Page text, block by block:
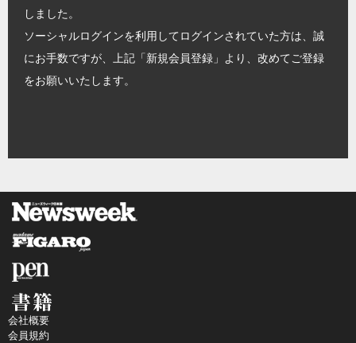
しました。
ソーシャルログインを利用してログインされていた方は、誠
にお手数ですが、上記「新規会員登録」より、改めてご登録
をお願いいたします。
会社概要
会員規約